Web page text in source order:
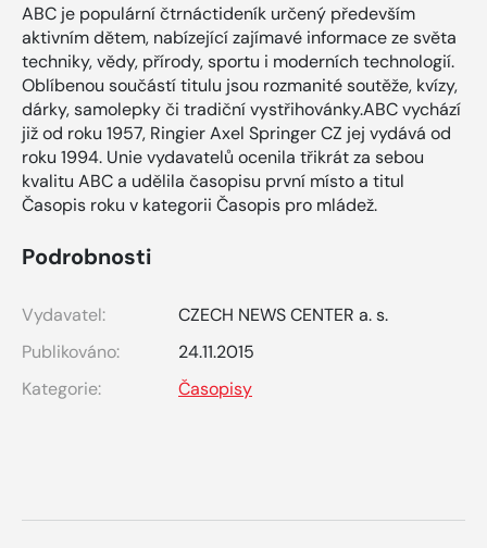
ABC je populární čtrnáctideník určený především
aktivním dětem, nabízející zajímavé informace ze světa
techniky, vědy, přírody, sportu i moderních technologií.
Oblíbenou součástí titulu jsou rozmanité soutěže, kvízy,
dárky, samolepky či tradiční vystřihovánky.ABC vychází
již od roku 1957, Ringier Axel Springer CZ jej vydává od
roku 1994. Unie vydavatelů ocenila třikrát za sebou
kvalitu ABC a udělila časopisu první místo a titul
Časopis roku v kategorii Časopis pro mládež.
Podrobnosti
Vydavatel:
CZECH NEWS CENTER a. s.
Publikováno:
24.11.2015
Kategorie:
Časopisy